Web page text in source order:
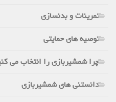
تمرینات و بدنسازی
توصیه های حمایتی
چرا شمشیربازی را انتخاب می کنیم
دانستنی های شمشیربازی